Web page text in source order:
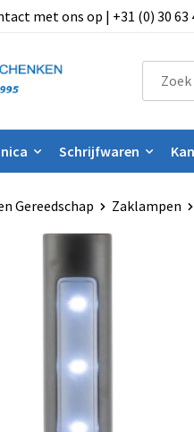
met ons op | +31 (0) 30
Schrijfwaren
Gereedschap Zaklampen